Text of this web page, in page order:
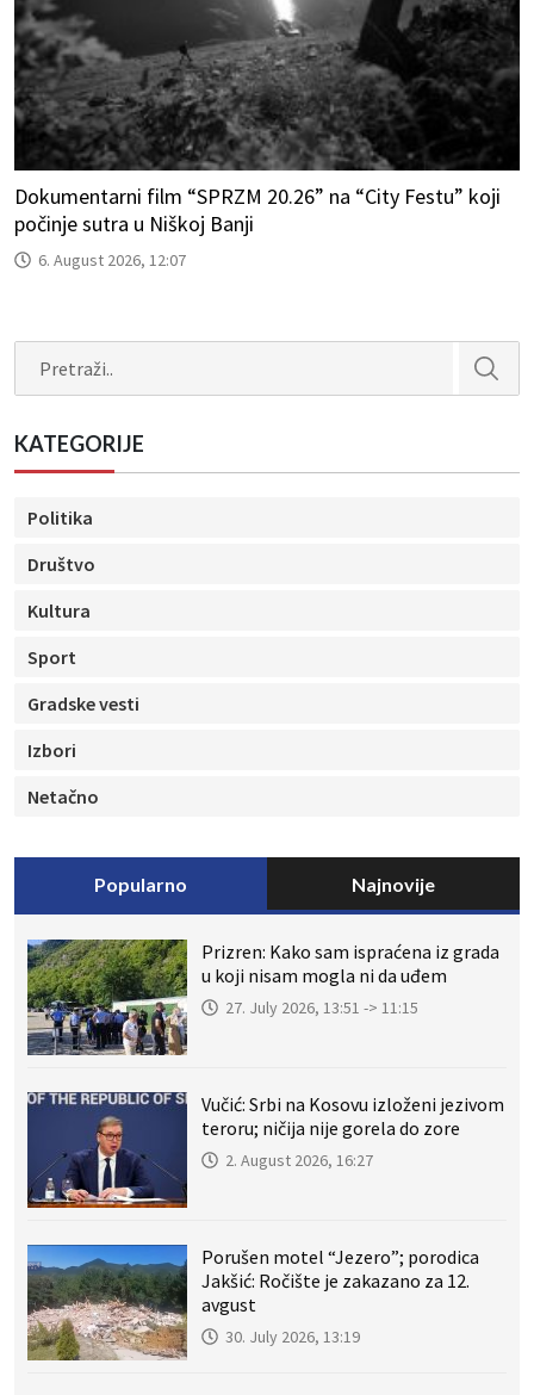
Dokumentarni film “SPRZM 20.26” na “City Festu” koji
počinje sutra u Niškoj Banji
6. August 2026, 12:07
KATEGORIJE
Politika
Društvo
Kultura
Sport
Gradske vesti
Izbori
Netačno
Popularno Najnovije
Prizren: Kako sam ispraćena iz grada
u koji nisam mogla ni da uđem
27. July 2026, 13:51 -> 11:15
Vučić: Srbi na Kosovu izloženi jezivom
teroru; ničija nije gorela do zore
2. August 2026, 16:27
Porušen motel “Jezero”; porodica
Jakšić: Ročište je zakazano za 12.
avgust
30. July 2026, 13:19